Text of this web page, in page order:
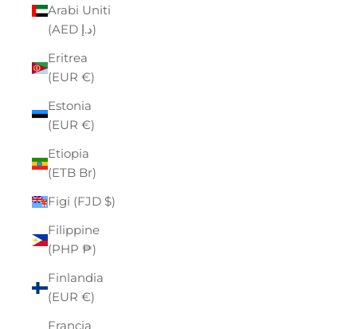
Arabi Uniti
(AED د.إ)
Eritrea
(EUR €)
Estonia
(EUR €)
Etiopia
(ETB Br)
Figi (FJD $)
Filippine
(PHP ₱)
Finlandia
(EUR €)
Francia